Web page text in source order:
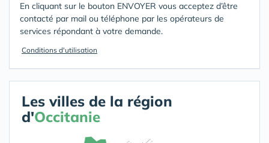
En cliquant sur le bouton ENVOYER vous acceptez d’être
contacté par mail ou téléphone par les opérateurs de
services répondant à votre demande.
Conditions d'utilisation
Les villes de la région
d'Occitanie